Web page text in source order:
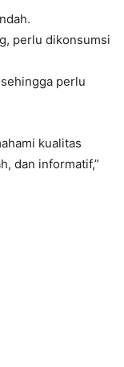
perlu dikonsumsi
perlu
kualitas
dan informatif,”